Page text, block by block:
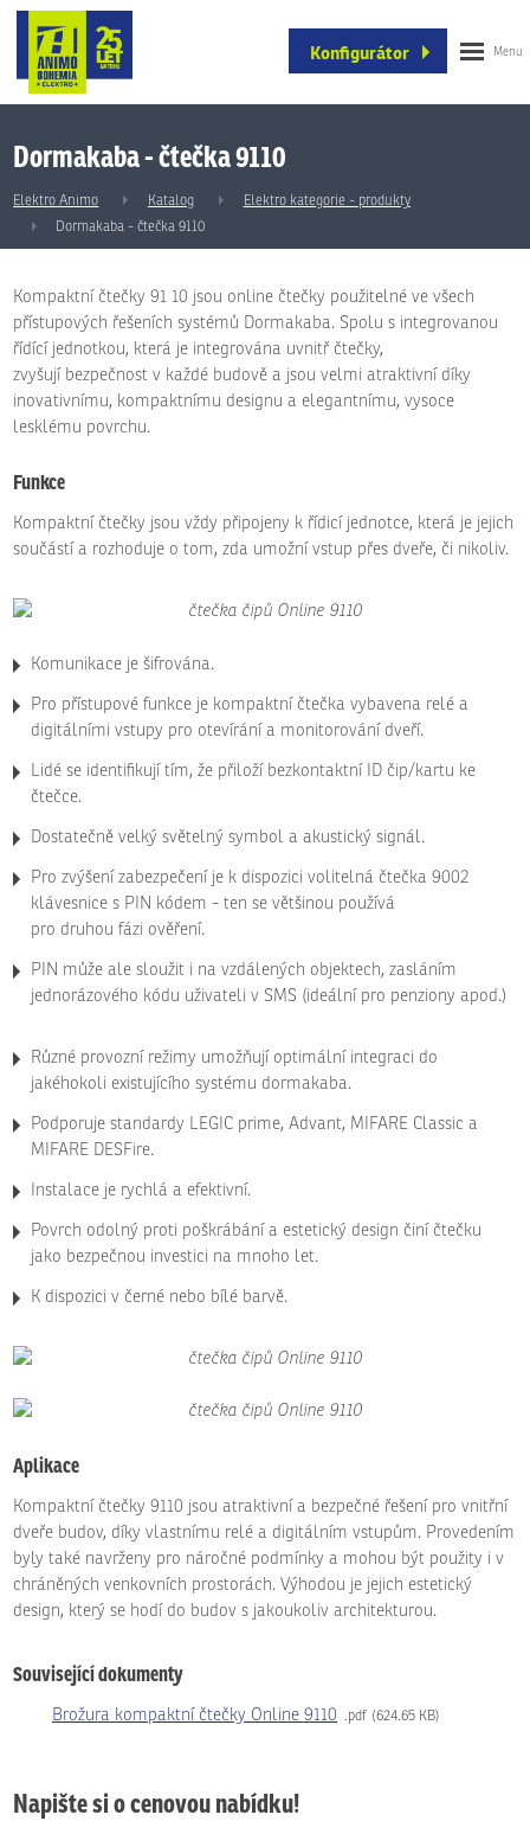
Konfigurátor
Dormakaba - čtečka 9110
Elektro Animo Katalog
Elektro kategorie - produkty
Dormakaba - čtečka 9110
Kompaktní čtečky 91 10 jsou online čtečky použitelné ve všech
přístupových řešeních systémů Dormakaba. Spolu s integrovanou
řídící jednotkou, která je integrována uvnitř čtečky,
zvyšují bezpečnost v každé budově a jsou velmi atraktivní díky
inovativnímu, kompaktnímu designu a elegantnímu, vysoce
lesklému povrchu.
Funkce
Kompaktní čtečky jsou vždy připojeny k řídicí jednotce, která je jejich
součástí a rozhoduje o tom, zda umožní vstup přes dveře, či nikoliv.
Komunikace je šifrována.
Pro přístupové funkce je kompaktní čtečka vybavena relé a
digitálními vstupy pro otevírání a monitorování dveří.
Lidé se identifikují tím, že přiloží bezkontaktní ID čip/kartu ke
čtečce.
Dostatečně velký světelný symbol a akustický signál.
Pro zvýšení zabezpečení je k dispozici volitelná čtečka 9002
klávesnice s PIN kódem - ten se většinou používá
pro druhou fázi ověření.
PIN může ale sloužit i na vzdálených objektech, zasláním
jednorázového kódu uživateli v SMS (ideální pro penziony apod.)
Různé provozní režimy umožňují optimální integraci do
jakéhokoli existujícího systému dormakaba.
Podporuje standardy LEGIC prime, Advant, MIFARE Classic a
MIFARE DESFire.
Instalace je rychlá a efektivní.
Povrch odolný proti poškrábání a estetický design činí čtečku
jako bezpečnou investici na mnoho let.
K dispozici v černé nebo bílé barvě.
Aplikace
Kompaktní čtečky 9110 jsou atraktivní a bezpečné řešení pro vnitřní
dveře budov, díky vlastnímu relé a digitálním vstupům. Provedením
byly také navrženy pro náročné podmínky a mohou být použity i v
chráněných venkovních prostorách. Výhodou je jejich estetický
design, který se hodí do budov s jakoukoliv architekturou.
Související dokumenty
Brožura kompaktní čtečky Online 9110 pdf 624.65 KB
Napište si o cenovou nabídku!